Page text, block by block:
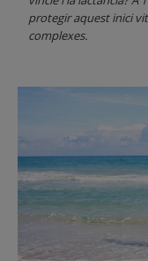
protegir aquest inici
complexes.